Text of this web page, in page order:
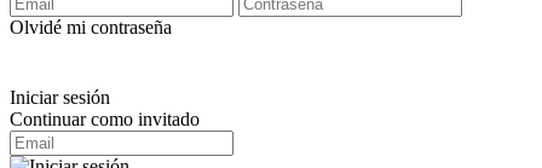
Olvidé mi contraseña
Iniciar sesión
Continuar como invitado